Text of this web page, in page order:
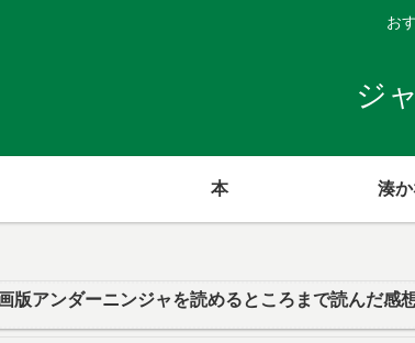
お
ジ
本 湊か
版アンダーニンジャを読めるところまで読んだ感